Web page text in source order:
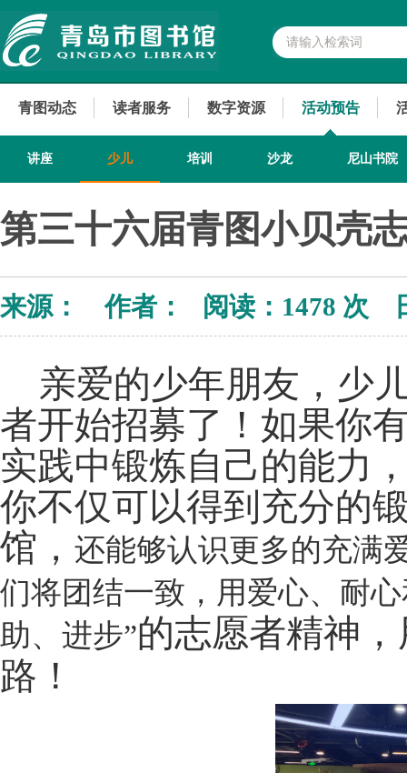
青图动态 读者服务 数字资源 活动预告
讲座 少儿 培训 沙龙 尼山书院
第三十六届青图小贝壳
来源： 作者： 阅读： 1478 次
亲爱的少年朋友，少
者开始招募了！如果你
实践中锻炼自己的能力
你不仅可以得到充分的
馆， 还能够认识更多的充满
们将团结一致，用爱心、耐
助、进步”的志愿者精神
路！